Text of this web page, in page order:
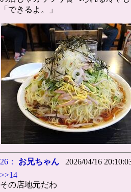
「できるよ。」
26： お兄ちゃん 2026/04/16
>>14
その店地元だわ